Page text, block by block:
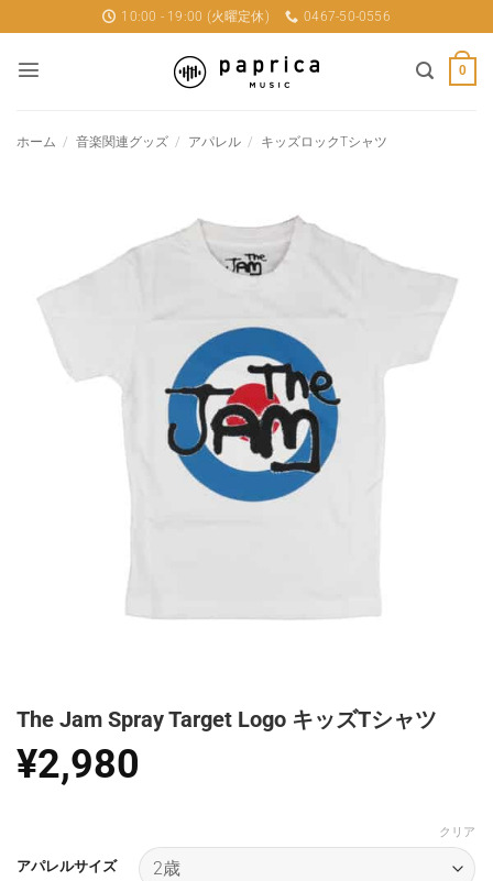
to
content
10:00 - 19:00 (火曜定休) 0467-50-0556
0
ホーム / 音楽関連グッズ / アパレル / キッズロックTシャツ
The Jam Spray Target Logo キッズTシャツ
¥2,980
アパレルサイズ
クリア